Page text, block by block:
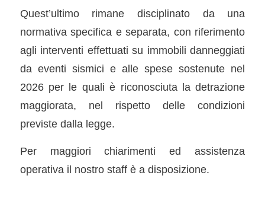
Quest’ultimo rimane disciplinato da una
normativa specifica e separata, con riferimento
agli interventi effettuati su immobili danneggiati
da eventi sismici e alle spese sostenute nel
2026 per le quali è riconosciuta la detrazione
maggiorata, nel rispetto delle condizioni
previste dalla legge.
Per maggiori chiarimenti ed assistenza
operativa il nostro staff è a disposizione.